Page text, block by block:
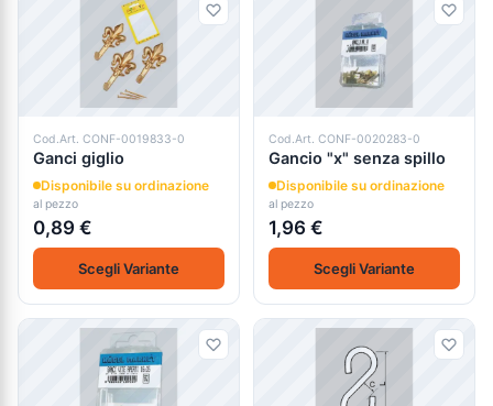
Cod.Art. CONF-0019833-0
Ganci giglio
Disponibile su ordinazione
al pezzo
0,89 €
Scegli Variante
Cod.Art. CONF-0020283-0
Gancio "x" senza spillo
Disponibile su ordinazione
al pezzo
1,96 €
Scegli Variante